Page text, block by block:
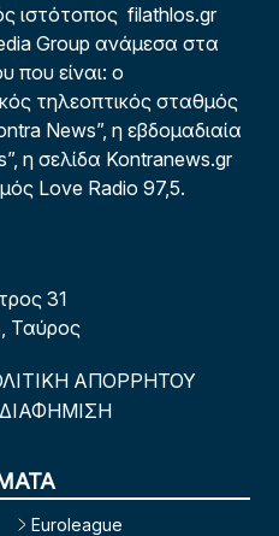
ιστότοπος filathlos.gr
Group ανάμεσα στα
που είναι: ο
τηλεοπτικός σταθμός
News”, η εβδομαδιαία
η σελίδα Kontranews.gr
Love Radio 97,5.
31
Ταύρος
ΑΠΟΡΡΗΤΟΥ
Euroleague